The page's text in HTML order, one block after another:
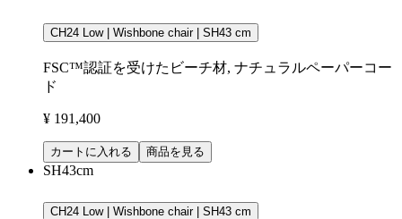
CH24 Low | Wishbone chair | SH43 cm
FSC™認証を受けたビーチ材, ナチュラルペーパーコー
ド
¥ 191,400
カートに入れる 商品を見る
SH43cm
CH24 Low | Wishbone chair | SH43 cm